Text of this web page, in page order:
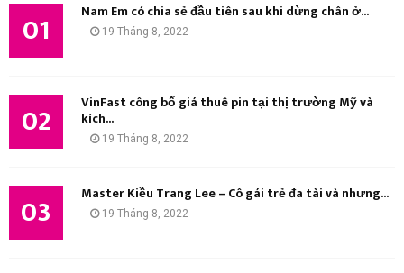
01 Nam Em có chia sẻ đầu tiên sau khi dừng chân ở...
19 Tháng 8, 2022
02 VinFast công bố giá thuê pin tại thị trường Mỹ và
kích...
19 Tháng 8, 2022
03 Master Kiều Trang Lee – Cô gái trẻ đa tài và nhưng...
19 Tháng 8, 2022